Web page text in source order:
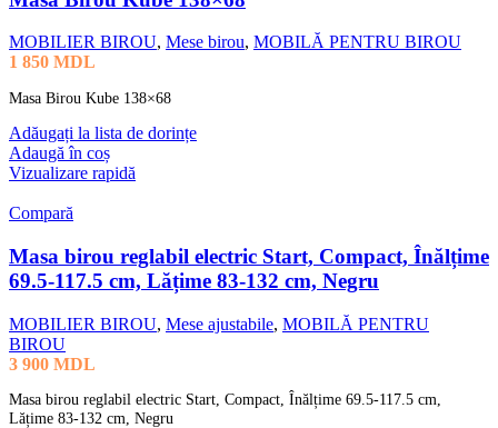
MOBILIER BIROU, Mese birou, MOBILĂ PENTRU BIROU
1 850 MDL
Masa Birou Kube 138×68
Adăugați la lista de dorințe
Adaugă în coș
Vizualizare rapidă
Compară
Masa birou reglabil electric Start, Compact, Înălțime
69.5-117.5 cm, Lățime 83-132 cm, Negru
MOBILIER BIROU, Mese ajustabile, MOBILĂ PENTRU
BIROU
3 900 MDL
Masa birou reglabil electric Start, Compact, Înălțime 69.5-117.5 cm,
Lățime 83-132 cm, Negru